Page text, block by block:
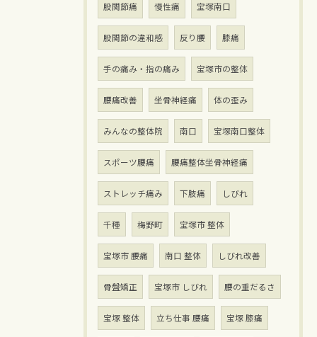
股関節痛 慢性痛 宝塚南口
股関節の違和感 反り腰 膝痛
手の痛み・指の痛み 宝塚市の整体
腰痛改善 坐骨神経痛 体の歪み
みんなの整体院 南口 宝塚南口整体
スポーツ腰痛 腰痛整体坐骨神経痛
ストレッチ痛み 下肢痛 しびれ
千種 梅野町 宝塚市 整体
宝塚市 腰痛 南口 整体 しびれ改善
骨盤矯正 宝塚市 しびれ 腰の重だるさ
宝塚 整体 立ち仕事 腰痛 宝塚 膝痛